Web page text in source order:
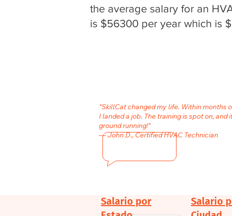
the average salary for an
is $56300 per year which is
"SkillCat changed my life. Within months
I landed a job. The training is spot on, and
ground running!"
— John D., Certified HVAC Technician
Salario por
Salario